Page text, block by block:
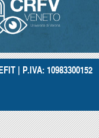
| P.IVA: 10983300152